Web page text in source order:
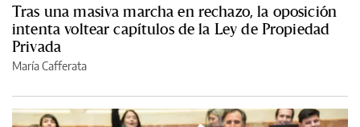
Tras una masiva marcha en rechazo, la oposición
intenta voltear capítulos de la Ley de Propiedad
Privada
María Cafferata